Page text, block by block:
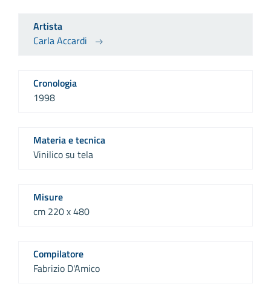
Artista
Carla Accardi
Cronologia
1998
Materia e tecnica
Vinilico su tela
Misure
cm 220 x 480
Compilatore
Fabrizio D'Amico